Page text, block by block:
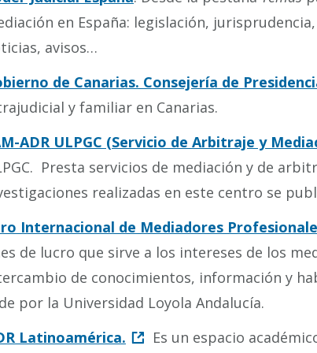
en España: legislación,
avisos…
de Canarias. Consejería de
y familiar en Canarias.
ADR ULPGC (Servicio de Arbitraje y
Presta servicios de mediación y de
realizadas en este centro se
Internacional de Mediadores
de lucro que sirve a los intereses de los
de conocimientos, información y
por la Universidad Loyola Andalucía.
Latinoamérica.
Es un espacio